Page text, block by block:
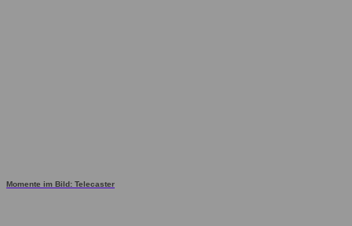
Momente im Bild: Telecaster